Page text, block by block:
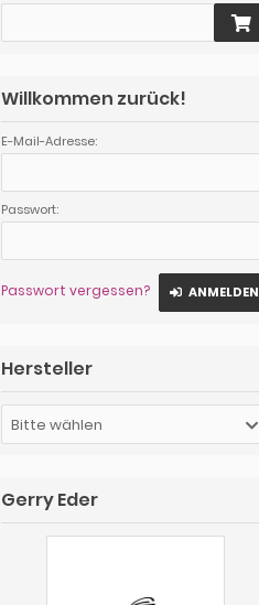
Willkommen zurück!
E-Mail-Adresse:
Passwort:
Passwort vergessen? ANMELDEN
Hersteller
Bitte wählen
Gerry Eder